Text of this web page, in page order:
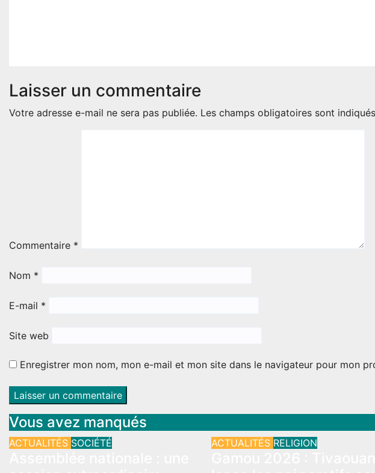
Laisser un commentaire
Votre adresse e-mail ne sera pas publiée. Les champs obligatoires sont
Commentaire *
Nom *
E-mail *
Site web
Enregistrer mon nom, mon e-mail et mon site dans le navigateur pour mon
Vous avez manqués
ACTUALITÉS SOCIÉTÉ ACTUALITÉS RELIGION